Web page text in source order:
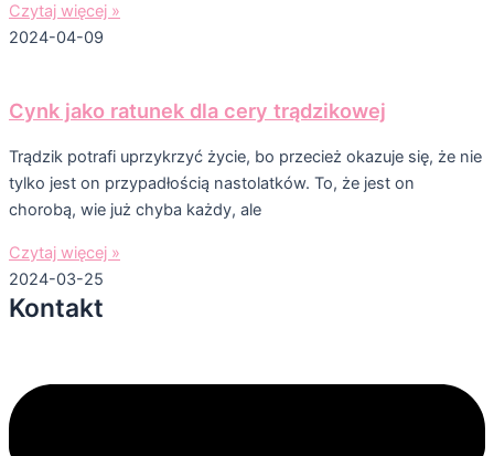
Czytaj więcej »
2024-04-09
Cynk jako ratunek dla cery trądzikowej
Trądzik potrafi uprzykrzyć życie, bo przecież okazuje się, że nie
tylko jest on przypadłością nastolatków. To, że jest on
chorobą, wie już chyba każdy, ale
Czytaj więcej »
2024-03-25
Kontakt